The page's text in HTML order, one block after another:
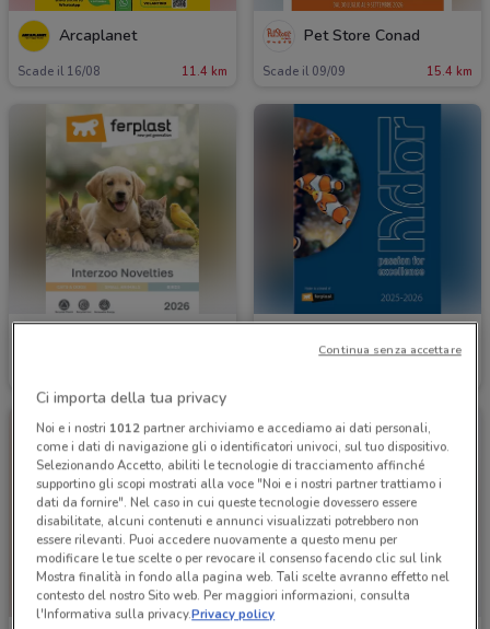
Arcaplanet
Scade il 16/08 11.4 km
Pet Store Conad
Scade il 09/09 15.4 km
Ci importa della tua privacy
Noi e i nostri 1012partner archiviamo e accediamo ai dati personali,
come i dati di navigazione gli o identificatori univoci, sul tuo dispositivo.
Selezionando Accetto, abiliti le tecnologie di tracciamento affinché
supportino gli scopi mostrati alla voce "Noi e i nostri partner trattiamo i
dati da fornire". Nel caso in cui queste tecnologie dovessero essere
disabilitate, alcuni contenuti e annunci visualizzati potrebbero non
essere rilevanti. Puoi accedere nuovamente a questo menu per
modificare le tue scelte o per revocare il consenso facendo clic sul link
Mostra finalità in fondo alla pagina web. Tali scelte avranno effetto nel
contesto del nostro Sito web. Per maggiori informazioni, consulta
l'Informativa sulla privacy.Privacy policy
Continua senza accettare